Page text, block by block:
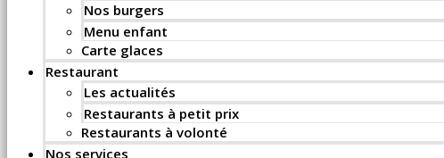
Nos burgers
Menu enfant
Carte glaces
Restaurant
Les actualités
Restaurants à petit prix
Restaurants à volonté
Nos services